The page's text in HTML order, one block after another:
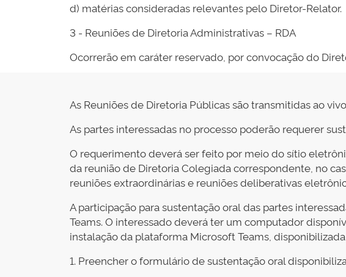
d) matérias consideradas relevantes pelo Diretor-Relator.
3 - Reuniões de Diretoria Administrativas – RDA
Ocorrerão em caráter reservado, por convocação do
As Reuniões de Diretoria Públicas são transmitidas ao
As partes interessadas no processo poderão requerer
O requerimento deverá ser feito por meio do sítio
da reunião de Diretoria Colegiada correspondente, no
reuniões extraordinárias e reuniões deliberativas
A participação para sustentação oral das partes
Teams. O interessado deverá ter um computador
instalação da plataforma Microsoft Teams,
1. Preencher o formulário de sustentação oral